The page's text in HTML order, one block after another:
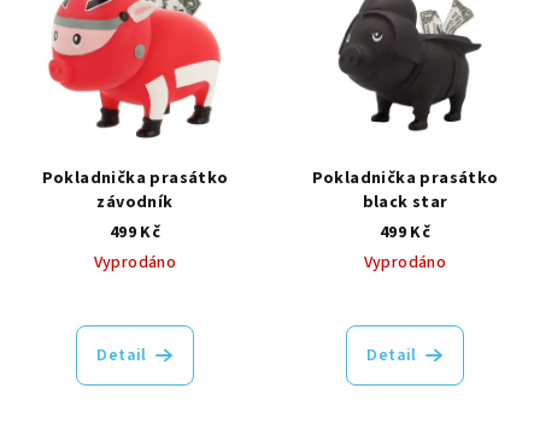
Pokladnička prasátko
závodník
499 Kč
Vyprodáno
Detail
Pokladnička prasátko
black star
499 Kč
Vyprodáno
Detail